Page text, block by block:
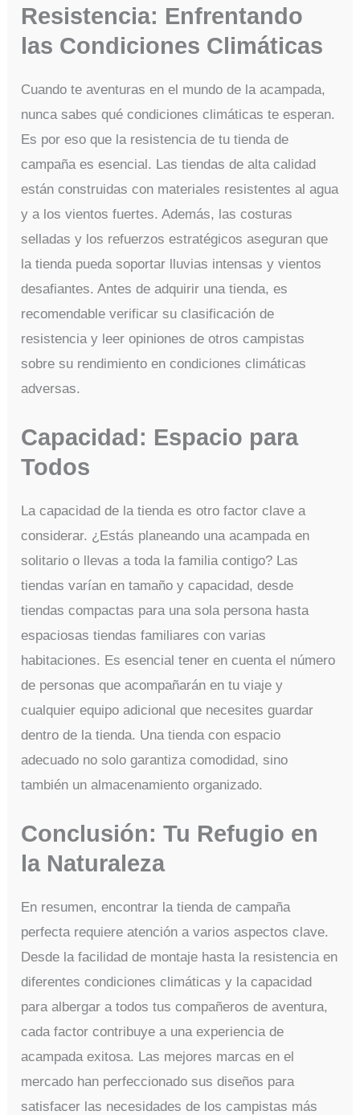
Resistencia: Enfrentando
las Condiciones Climáticas
Cuando te aventuras en el mundo de la acampada,
nunca sabes qué condiciones climáticas te esperan.
Es por eso que la resistencia de tu tienda de
campaña es esencial. Las tiendas de alta calidad
están construidas con materiales resistentes al agua
y a los vientos fuertes. Además, las costuras
selladas y los refuerzos estratégicos aseguran que
la tienda pueda soportar lluvias intensas y vientos
desafiantes. Antes de adquirir una tienda, es
recomendable verificar su clasificación de
resistencia y leer opiniones de otros campistas
sobre su rendimiento en condiciones climáticas
adversas.
Capacidad: Espacio para
Todos
La capacidad de la tienda es otro factor clave a
considerar. ¿Estás planeando una acampada en
solitario o llevas a toda la familia contigo? Las
tiendas varían en tamaño y capacidad, desde
tiendas compactas para una sola persona hasta
espaciosas tiendas familiares con varias
habitaciones. Es esencial tener en cuenta el número
de personas que acompañarán en tu viaje y
cualquier equipo adicional que necesites guardar
dentro de la tienda. Una tienda con espacio
adecuado no solo garantiza comodidad, sino
también un almacenamiento organizado.
Conclusión: Tu Refugio en
la Naturaleza
En resumen, encontrar la tienda de campaña
perfecta requiere atención a varios aspectos clave.
Desde la facilidad de montaje hasta la resistencia en
diferentes condiciones climáticas y la capacidad
para albergar a todos tus compañeros de aventura,
cada factor contribuye a una experiencia de
acampada exitosa. Las mejores marcas en el
mercado han perfeccionado sus diseños para
satisfacer las necesidades de los campistas más